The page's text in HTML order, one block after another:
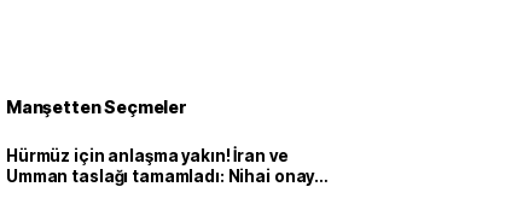
Manşetten Seçmeler
Hürmüz için anlaşma yakın! İran ve
Umman taslağı tamamladı: Nihai onay